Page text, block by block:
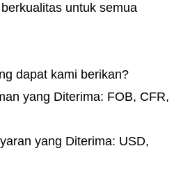
untuk semua
dapat kami berikan?
yang Diterima: FOB, CFR,
yang Diterima: USD,